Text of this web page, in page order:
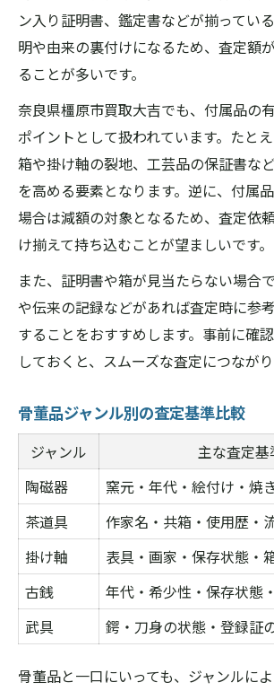
ン入り証明書、鑑定書などが揃ってい
明や由来の裏付けになるため、査定額
ることが多いです。
奈良県橿原市買取大吉でも、付属品の
ポイントとして扱われています。たと
箱や掛け軸の裂地、工芸品の保証書な
を高める要素となります。逆に、付属
場合は減額の対象となるため、査定依
け揃えて持ち込むことが望ましいです。
また、証明書や箱が見当たらない場合
や伝来の記録などがあれば査定時に参
することをおすすめします。事前に確
しておくと、スムーズな査定につながり
骨董品ジャンル別の査定基準比較
ジャンル
主な査定基
陶磁器
窯元・年代・絵付け・焼
茶道具
作家名・共箱・使用歴・
掛け軸
表具・画家・保存状態・
古銭
年代・希少性・保存状態
武具
鍔・刀身の状態・登録証
骨董品と一口にいっても、ジャンルに